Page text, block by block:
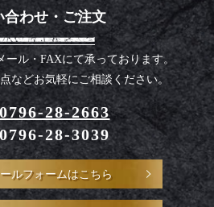
合わせ・ご注文
ール・FAXにて承っております。
などお気軽にご相談ください。
0796-28-2663
28-3039
ルフォームはこちら